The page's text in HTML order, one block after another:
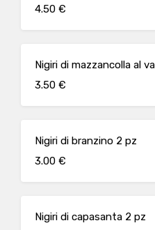
4.50 €
Nigiri di mazzancolla al
3.50 €
Nigiri di branzino 2 pz
3.00 €
Nigiri di capasanta 2 pz